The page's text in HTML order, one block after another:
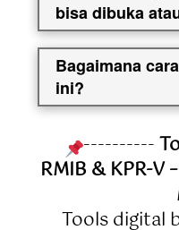
bisa dibuka
Bagaimana
ini?
----------
RMIB & KPR-V